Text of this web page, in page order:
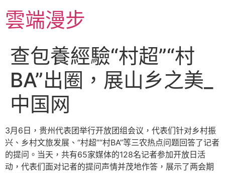
至雲端漫步
查包養經驗“村超”“村
BA”出圈，展山乡之美_
中国网
3月6日，贵州代表团举行开放团组会议，代表们针对乡村振
兴、乡村文旅发展、“村超”“村BA”等三农热点问题回答了记者
的提问。当天，共有65家媒体的128名记者参加开放日活
动，代表们面对记者的提问声情并茂地作答，展示了两会期